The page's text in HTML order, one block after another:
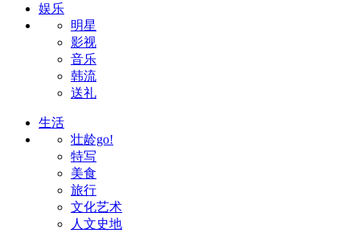
娱乐
明星
影视
音乐
韩流
送礼
生活
壮龄go!
特写
美食
旅行
文化艺术
人文史地